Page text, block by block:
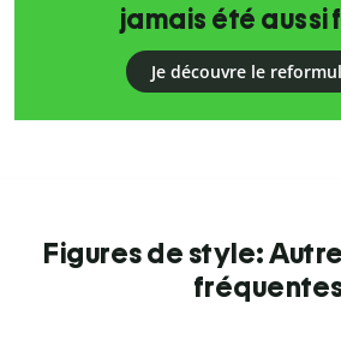
jamais été aussi
Je découvre le
Figures de style: